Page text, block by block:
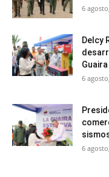
6
Delcy
Guaira
6
6